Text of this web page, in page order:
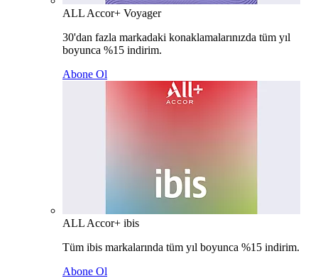
ALL Accor+ Voyager
30'dan fazla markadaki konaklamalarınızda tüm yıl
boyunca %15 indirim.
Abone Ol
ALL Accor+ ibis
Tüm ibis markalarında tüm yıl boyunca %15 indirim.
Abone Ol